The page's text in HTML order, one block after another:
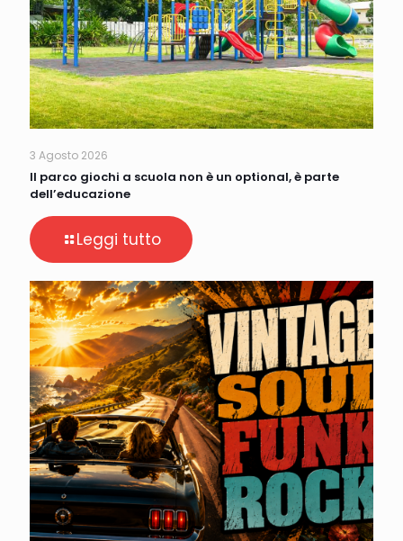
3 Agosto 2026
Il parco giochi a scuola non è un optional, è parte
dell’educazione
Leggi tutto